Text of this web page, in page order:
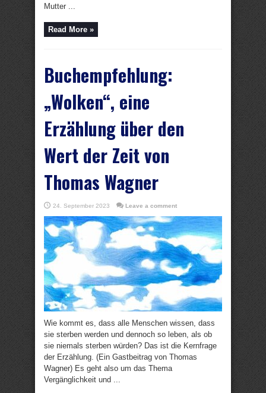
Mutter ...
Read More »
Buchempfehlung:
„Wolken“, eine
Erzählung über den
Wert der Zeit von
Thomas Wagner
24. September 2023 Leave a comment
Wie kommt es, dass alle Menschen wissen, dass
sie sterben werden und dennoch so leben, als ob
sie niemals sterben würden? Das ist die Kernfrage
der Erzählung. (Ein Gastbeitrag von Thomas
Wagner) Es geht also um das Thema
Vergänglichkeit und ...